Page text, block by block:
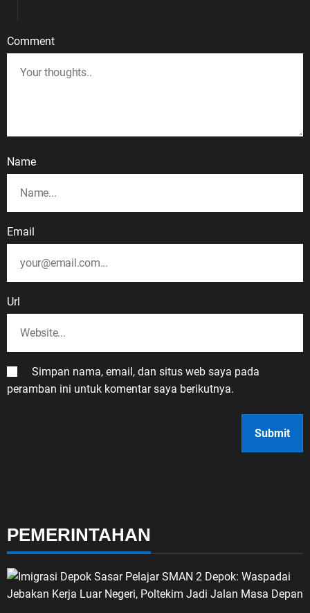
Comment
Name
Email
Url
Simpan nama, email, dan situs web saya pada
peramban ini untuk komentar saya berikutnya.
PEMERINTAHAN